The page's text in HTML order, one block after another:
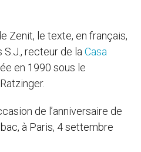
Zenit, le texte, en français,
recteur de laCasa
en 1990 sous le
de l’anniversaire de
à Paris, 4 settembre